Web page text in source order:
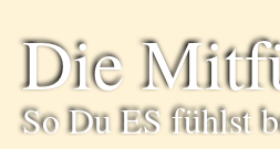
Die
So Du ES fühlst